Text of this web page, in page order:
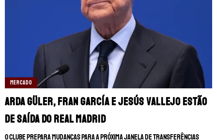
MERCADO
Arda Güler, Fran García e Jesús Vallejo estão
de saída do Real Madrid
O clube prepara mudanças para a próxima janela de transferências